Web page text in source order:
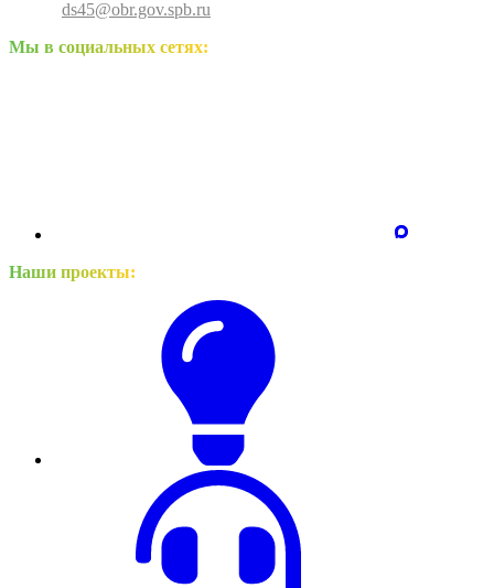
ds45@obr.gov.spb.ru
Мы в социальных сетях:
Наши проекты: